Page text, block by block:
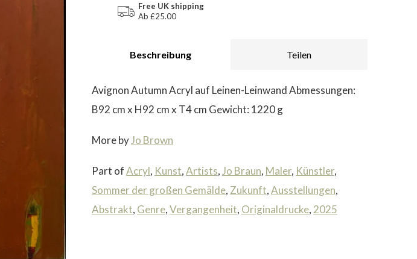
Free UK shipping
Ab £25.00
Beschreibung Teilen
Avignon Autumn Acryl auf Leinen-Leinwand Abmessungen:
B92 cm x H92 cm x T4 cm Gewicht: 1220 g
More byJo Brown
Part ofAcryl, Kunst,Artists, Jo Braun, Maler, Künstler,
Sommer der großen Gemälde, Zukunft,Ausstellungen,
Abstrakt, Genre,Vergangenheit, Originaldrucke, 2025